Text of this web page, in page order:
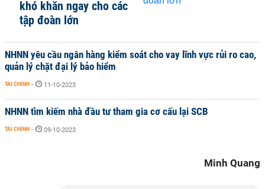
khó khăn ngay cho các
tập đoàn lớn
NHNN yêu cầu ngân hàng kiểm soát cho vay lĩnh vực rủi ro cao,
quản lý chặt đại lý bảo hiểm
TÀI CHÍNH - 11-10-2023
NHNN tìm kiếm nhà đầu tư tham gia cơ cấu lại SCB
TÀI CHÍNH - 09-10-2023
Minh Quang